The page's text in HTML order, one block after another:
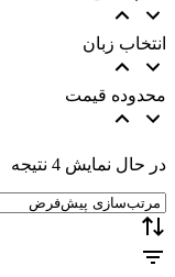
انتخاب زبان
محدوده قیمت
در حال نمایش 4 نتیجه